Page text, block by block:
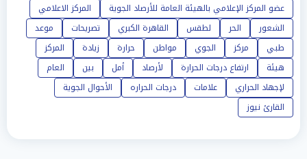
عضو المركز الإعلامي بالهيئة العامة للأرصاد الجوية
المركز الاعلامي
الشعور
الحر لطقس القاهرة الكبري تصريحات
موعد
طبي
مركز الجوي مواطن حرارة زيادة
المركز
هيئة
ارتفاع درجات الحرارة لأرصاد أمل بين
العام
لإجهاد الحراري
علامات درجات الحراره
الأحوال الجوية
القارئ نيوز